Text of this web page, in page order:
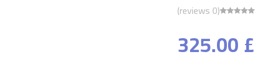
(0 reviews)
£ 325.00